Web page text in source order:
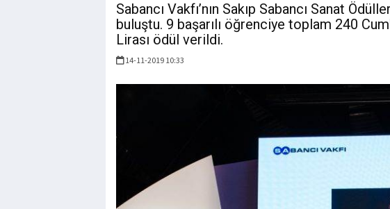
Sabancı Vakfı’nın Sakıp Sabancı Sanat
buluştu. 9 başarılı öğrenciye toplam 240
Lirası ödül verildi.
14-11-2019 10:33